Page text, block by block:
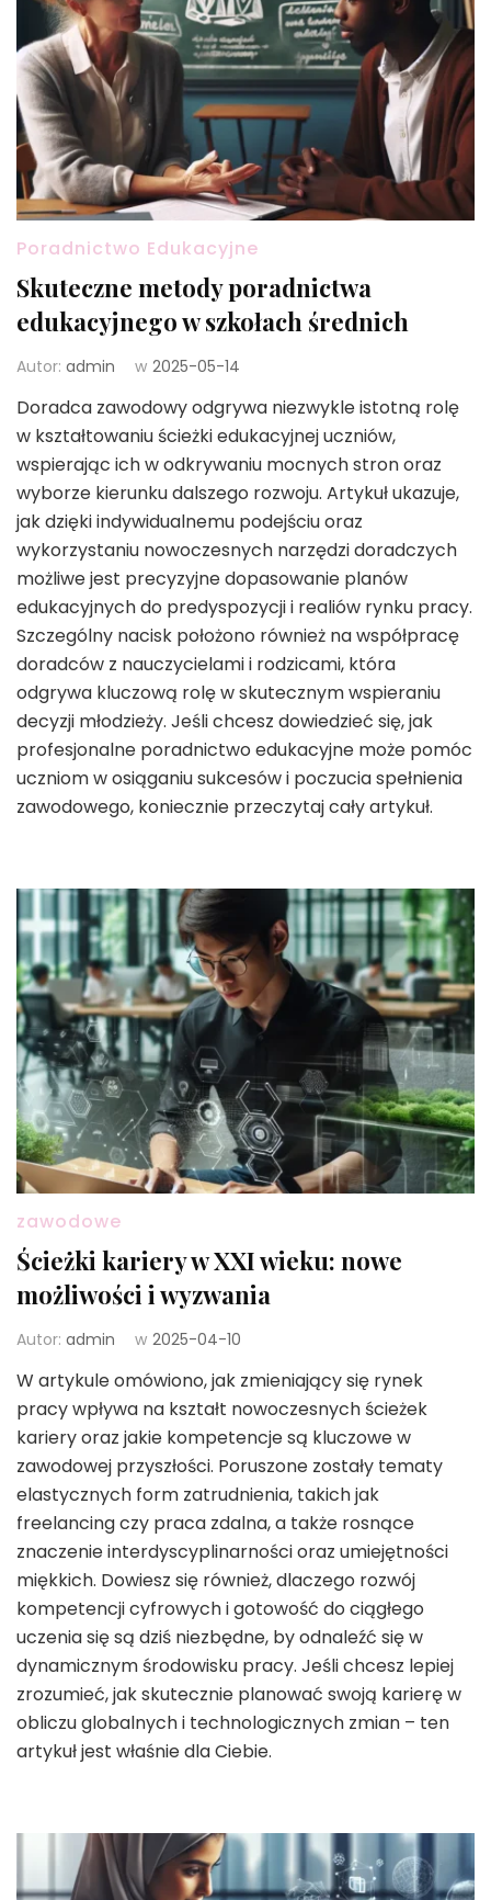
Poradnictwo Edukacyjne
Skuteczne metody poradnictwa
edukacyjnego w szkołach średnich
Autor: admin w 2025-05-14
Doradca zawodowy odgrywa niezwykle istotną rolę
w kształtowaniu ścieżki edukacyjnej uczniów,
wspierając ich w odkrywaniu mocnych stron oraz
wyborze kierunku dalszego rozwoju. Artykuł ukazuje,
jak dzięki indywidualnemu podejściu oraz
wykorzystaniu nowoczesnych narzędzi doradczych
możliwe jest precyzyjne dopasowanie planów
edukacyjnych do predyspozycji i realiów rynku pracy.
Szczególny nacisk położono również na współpracę
doradców z nauczycielami i rodzicami, która
odgrywa kluczową rolę w skutecznym wspieraniu
decyzji młodzieży. Jeśli chcesz dowiedzieć się, jak
profesjonalne poradnictwo edukacyjne może pomóc
uczniom w osiąganiu sukcesów i poczucia spełnienia
zawodowego, koniecznie przeczytaj cały artykuł.
zawodowe
Ścieżki kariery w XXI wieku: nowe
możliwości i wyzwania
Autor: admin w 2025-04-10
W artykule omówiono, jak zmieniający się rynek
pracy wpływa na kształt nowoczesnych ścieżek
kariery oraz jakie kompetencje są kluczowe w
zawodowej przyszłości. Poruszone zostały tematy
elastycznych form zatrudnienia, takich jak
freelancing czy praca zdalna, a także rosnące
znaczenie interdyscyplinarności oraz umiejętności
miękkich. Dowiesz się również, dlaczego rozwój
kompetencji cyfrowych i gotowość do ciągłego
uczenia się są dziś niezbędne, by odnaleźć się w
dynamicznym środowisku pracy. Jeśli chcesz lepiej
zrozumieć, jak skutecznie planować swoją karierę w
obliczu globalnych i technologicznych zmian – ten
artykuł jest właśnie dla Ciebie.